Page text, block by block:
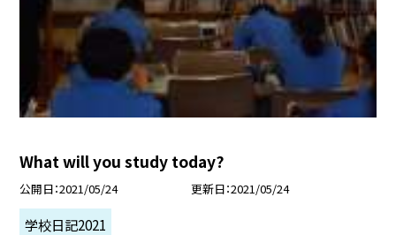
What will you study today?
公開日 2021/05/24 更新日 2021/05/24
学校日記2021